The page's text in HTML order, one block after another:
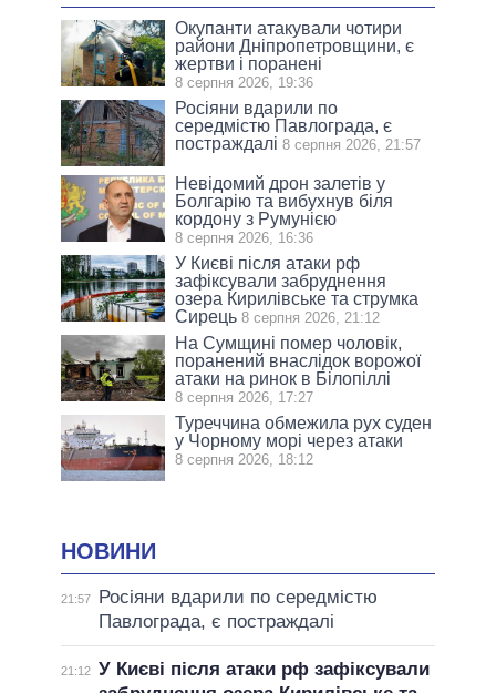
Окупанти атакували чотири
райони Дніпропетровщини, є
жертви і поранені
8 серпня 2026, 19:36
Росіяни вдарили по
середмістю Павлограда, є
постраждалі 8 серпня 2026, 21:57
Невідомий дрон залетів у
Болгарію та вибухнув біля
кордону з Румунією
8 серпня 2026, 16:36
У Києві після атаки рф
зафіксували забруднення
озера Кирилівське та струмка
Сирець 8 серпня 2026, 21:12
На Сумщині помер чоловік,
поранений внаслідок ворожої
атаки на ринок в Білопіллі
8 серпня 2026, 17:27
Туреччина обмежила рух суден
у Чорному морі через атаки
8 серпня 2026, 18:12
НОВИНИ
21:57
Росіяни вдарили по середмістю
Павлограда, є постраждалі
21:12 У Києві після атаки рф зафіксували